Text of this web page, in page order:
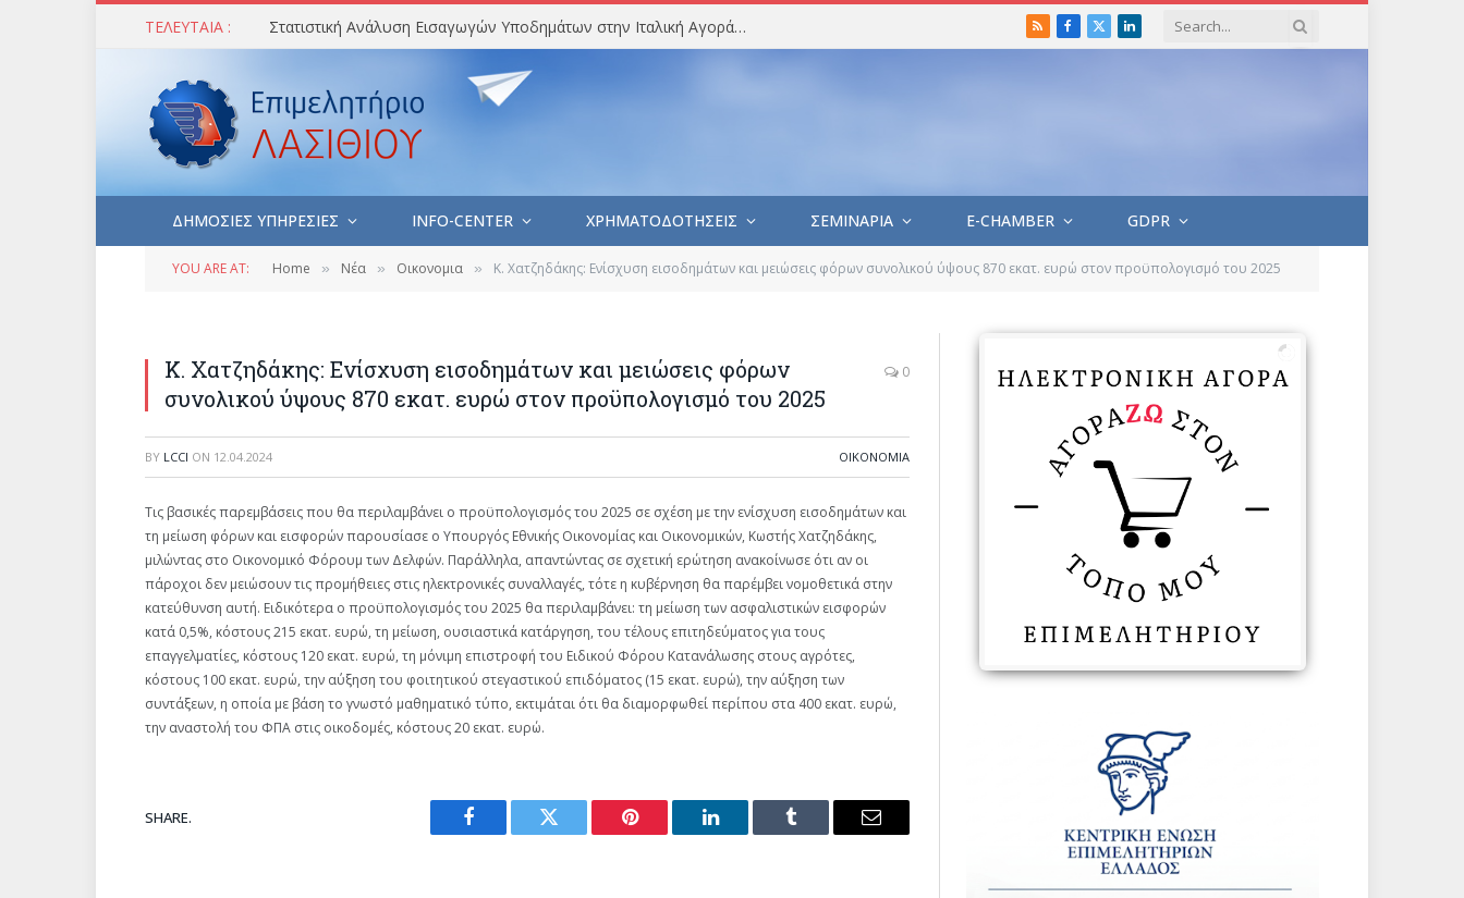
ΤΕΛΕΥΤΑΙΑ : Στατιστική Ανάλυση Εισαγωγών Υποδημάτων στην Ιταλική Αγορά (Ιούλιος 2026) RSSFacebook
X
LinkedIn
ΔΗΜΟΣΙΕΣ ΥΠΗΡΕΣΙΕΣ INFO-CENTER ΧΡΗΜΑΤΟΔΟΤΗΣΕΙΣ ΣΕΜΙΝΑΡΙΑ E-CHAMBER GDPR
YOU ARE AT: Home » Νέα » Οικονομια » Κ. Χατζηδάκης: Ενίσχυση εισοδημάτων και μειώσεις φόρων συνολικού ύψους 870 εκατ. ευρώ στον προϋπολογισμό του 2025
Κ. Χατζηδάκης: Ενίσχυση εισοδημάτων και μειώσεις φόρων
συνολικού ύψους 870 εκατ. ευρώ στον προϋπολογισμό του 2025
0
BY LCCI ON 12.04.2024 ΟΙΚΟΝΟΜΙΑ
Τις βασικές παρεμβάσεις που θα περιλαμβάνει ο προϋπολογισμός του 2025 σε σχέση με την ενίσχυση εισοδημάτων και
τη μείωση φόρων και εισφορών παρουσίασε ο Υπουργός Εθνικής Οικονομίας και Οικονομικών, Κωστής Χατζηδάκης,
μιλώντας στο Οικονομικό Φόρουμ των Δελφών. Παράλληλα, απαντώντας σε σχετική ερώτηση ανακοίνωσε ότι αν οι
πάροχοι δεν μειώσουν τις προμήθειες στις ηλεκτρονικές συναλλαγές, τότε η κυβέρνηση θα παρέμβει νομοθετικά στην
κατεύθυνση αυτή. Ειδικότερα ο προϋπολογισμός του 2025 θα περιλαμβάνει: τη μείωση των ασφαλιστικών εισφορών
κατά 0,5%, κόστους 215 εκατ. ευρώ, τη μείωση, ουσιαστικά κατάργηση, του τέλους επιτηδεύματος για τους
επαγγελματίες, κόστους 120 εκατ. ευρώ, τη μόνιμη επιστροφή του Ειδικού Φόρου Κατανάλωσης στους αγρότες,
κόστους 100 εκατ. ευρώ, την αύξηση του φοιτητικού στεγαστικού επιδόματος (15 εκατ. ευρώ), την αύξηση των
συντάξεων, η οποία με βάση το γνωστό μαθηματικό τύπο, εκτιμάται ότι θα διαμορφωθεί περίπου στα 400 εκατ. ευρώ,
την αναστολή του ΦΠΑ στις οικοδομές, κόστους 20 εκατ. ευρώ.
SHARE.
Facebook Twitter Pinterest LinkedIn Tumblr Email